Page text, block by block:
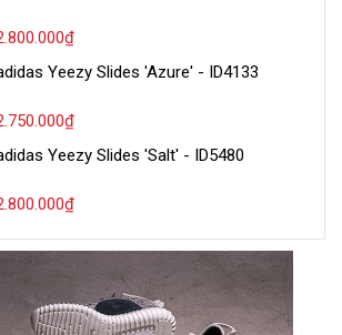
Yeezy Slides 'Azure' - ID4133
Yeezy Slides 'Salt' - ID5480